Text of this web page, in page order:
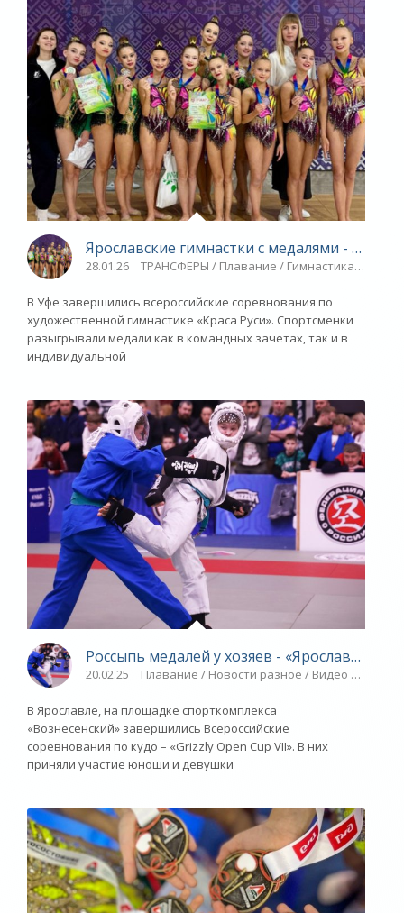
Ярославские гимнастки с медалями -
28.01.26 ТРАНСФЕРЫ / Плавание / Гимнастика / Спорт
В Уфе завершились всероссийские соревнования по
художественной гимнастике «Краса Руси». Спортсменки
разыгрывали медали как в командных зачетах, так и в
индивидуальной
Россыпь медалей у хозяев - «Ярославский
20.02.25 Плавание / Новости разное / Видео новости
В Ярославле, на площадке спорткомплекса
«Вознесенский» завершились Всероссийские
соревнования по кудо – «Grizzly Open Cup VII». В них
приняли участие юноши и девушки